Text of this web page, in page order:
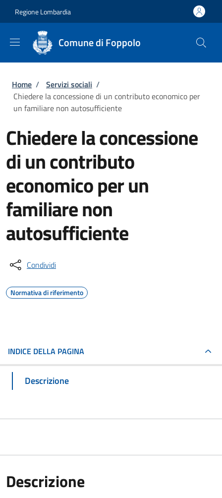
Regione Lombardia
Comune di Foppolo
Briciole di pane
Home / Servizi sociali /
Chiedere la concessione di un contributo economico per
un familiare non autosufficiente
Chiedere la concessione
di un contributo
economico per un
familiare non
autosufficiente
Condividi
Normativa di riferimento
INDICE DELLA PAGINA
Descrizione
Descrizione